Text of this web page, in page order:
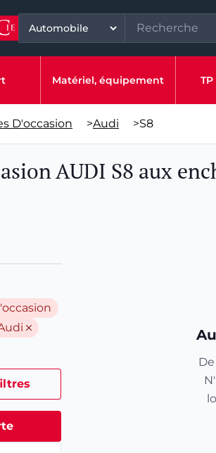
Matériel, équipement TP
D'occasion >Audi >S8
AUDI S8 aux